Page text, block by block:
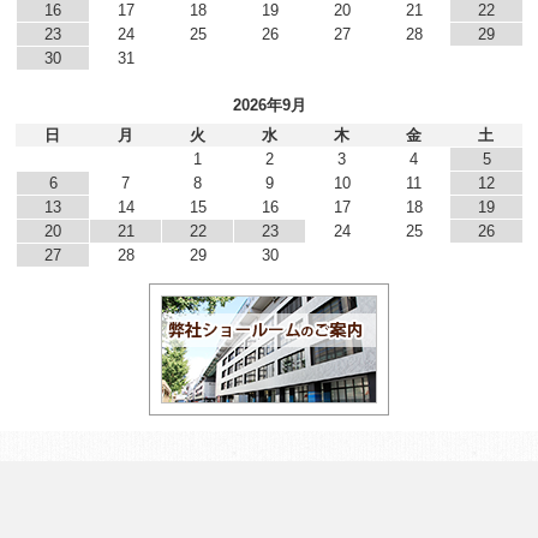
16
17 18 19 20 21
22
23
24 25 26 27 28
29
30
31
2026年9月
日
月 火 水 木 金
土
1
2 3 4
5
6
7 8 9 10 11
12
13
14 15 16 17 18
19
20
21 22 23 24 25
26
27
28 29 30